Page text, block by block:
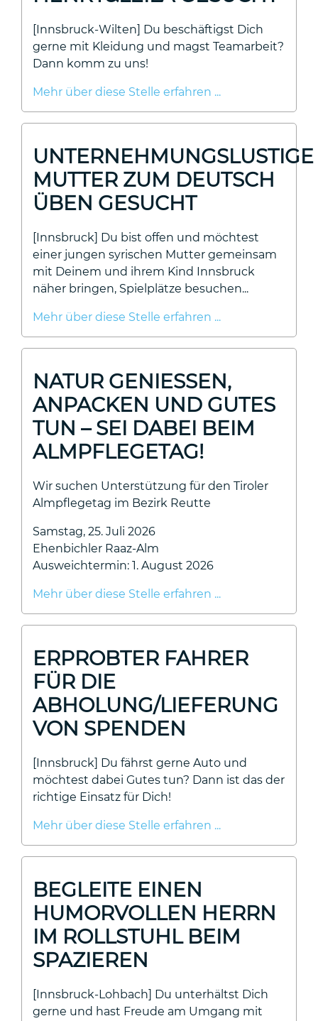
[Innsbruck-Wilten] Du beschäftigst Dich
gerne mit Kleidung und magst Teamarbeit?
Dann komm zu uns!
Mehr über diese Stelle erfahren ...
UNTERNEHMUNGSLUSTIGE
MUTTER ZUM DEUTSCH
ÜBEN GESUCHT
[Innsbruck] Du bist offen und möchtest
einer jungen syrischen Mutter gemeinsam
mit Deinem und ihrem Kind Innsbruck
näher bringen, Spielplätze besuchen...
Mehr über diese Stelle erfahren ...
NATUR GENIESSEN, A
NPACKEN UND GUTES T
UN – SEI DABEI BEIM A
LMPFLEGETAG!
Wir suchen Unterstützung für den Tiroler
Almpflegetag im Bezirk Reutte
Samstag, 25. Juli 2026
Ehenbichler Raaz-Alm
Ausweichtermin: 1. August 2026
Mehr über diese Stelle erfahren ...
ERPROBTER FAHRER
FÜR DIE
ABHOLUNG/LIEFERUNG
VON SPENDEN
[Innsbruck] Du fährst gerne Auto und
möchtest dabei Gutes tun? Dann ist das der
richtige Einsatz für Dich!
Mehr über diese Stelle erfahren ...
BEGLEITE EINEN
HUMORVOLLEN HERRN
IM ROLLSTUHL BEIM
SPAZIEREN
[Innsbruck-Lohbach] Du unterhältst Dich
gerne und hast Freude am Umgang mit